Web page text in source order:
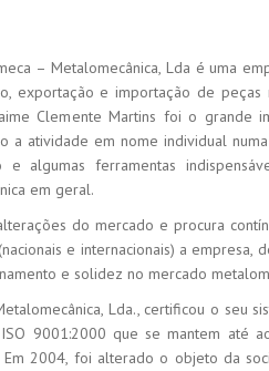
– Metalomecânica, Lda é uma
exportação e importação de peças
Clemente Martins foi o grande
a atividade em nome individual
algumas ferramentas
em geral.
do mercado e procura
e internacionais) a empresa,
e solidez no mercado
Lda., certificou o seu
9001:2000 que se mantem até
2004, foi alterado o objeto da